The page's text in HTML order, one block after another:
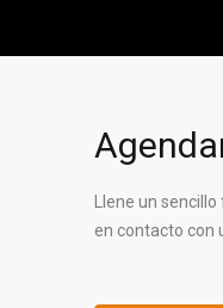
Llene un
en contacto con